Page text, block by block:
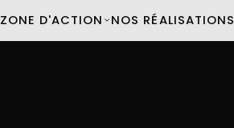
ZONE D'ACTION NOS RÉALISATIONS